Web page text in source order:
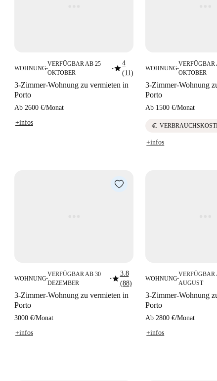
WOHNUNG■
VERFÜGBAR AB 25
OKTOBER
■star4
(11)
3-Zimmer-Wohnung zu vermieten in
Porto
Ab 2600 €/Monat
+infos
WOHNUNG■
VERFÜGBAR
OKTOBER
3-Zimmer-Wohnung
Porto
Ab 1500 €/Monat
euro
+infos
WOHNUNG■
VERFÜGBAR AB 30
DEZEMBER
■star3.8
(88)
3-Zimmer-Wohnung zu vermieten in
Porto
3000 €/Monat
+infos
WOHNUNG■
VERFÜGBAR
AUGUST
3-Zimmer-Wohnung
Porto
Ab 2800 €/Monat
+infos